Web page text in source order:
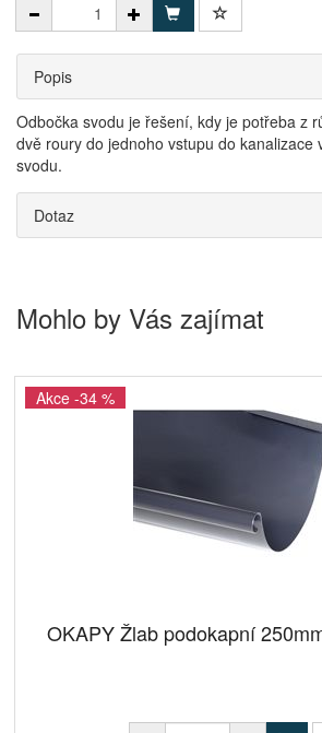
Popis
Odbočka svodu je řešení, kdy je potřeba z
dvě roury do jednoho vstupu do kanalizace
svodu.
Dotaz
Mohlo by Vás zajímat
Akce -34 %
OKAPY Žlab podokapní